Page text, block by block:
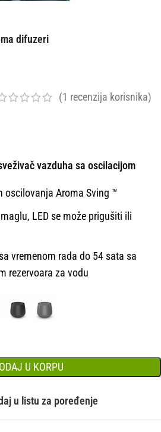
difuzeri
(1 recenzija korisnika)
vazduha sa oscilacijom
oscilovanja Aroma Sving ™
LED se može prigušiti ili
vremenom rada do 54 sata sa
rezervoara za vodu
U KORPU
u listu za poređenje